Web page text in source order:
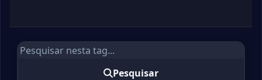
Pesquisar